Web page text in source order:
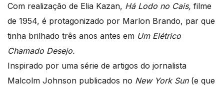
Com realização de Elia Kazan, Há Lodo no Cais, filme
de 1954, é protagonizado por Marlon Brando, par que
tinha brilhado três anos antes em Um Elétrico
Chamado Desejo.
Inspirado por uma série de artigos do jornalista
Malcolm Johnson publicados no New York Sun(e que